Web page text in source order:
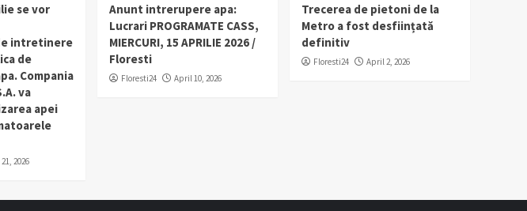
se vor
de intretinere
de
Compania
va
apei
2026
Anunt intrerupere apa:
Lucrari PROGRAMATE CASS,
MIERCURI, 15 APRILIE 2026 /
Floresti
Floresti24 April 10, 2026
Trecerea de pietoni de la
Metro a fost desființată
definitiv
Floresti24 April 2, 2026